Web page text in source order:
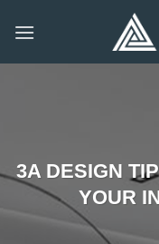
3A DESIGN
YOUR